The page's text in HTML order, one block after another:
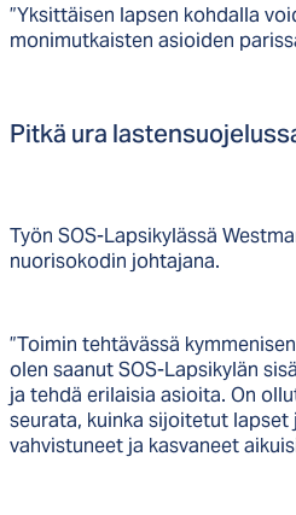
”Yksittäisen lapsen kohdalla
monimutkaisten asioiden
Pit­kä ura
Työn SOS-Lapsikylässä
nuorisokodin johtajana.
”Toimin tehtävässä
olen saanut SOS-Lapsikylän
ja tehdä erilaisia asioita. On
seurata, kuinka sijoitetut lapset
vahvistuneet ja kasvaneet